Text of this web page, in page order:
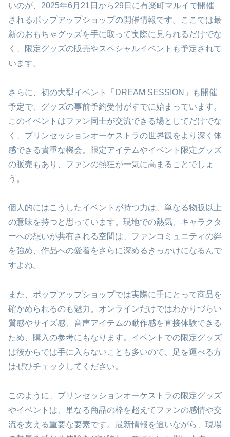
いのが、2025年6月21日から29日に有楽町マルイで開催
されるポップアップショップの開催情報です。ここでは最
新のおもちゃグッズを手に取って実際に見られるだけでな
く、限定グッズの販売やスペシャルイベントも予定されて
います。
さらに、初の大型イベント「DREAM SESSION」も開催
予定で、グッズの事前予約受付がすでに始まっています。
このイベントはファン同士が交流できる場としてだけでな
く、プリンセッションオーケストラの世界観をより深く体
感できる貴重な機会。限定アイテムやイベント限定グッズ
の販売もあり、ファンの熱狂が一気に高まることでしょ
う。
個人的にはこうしたイベントが持つ力は、単なる物販以上
の意味を持つと思っています。現地での熱気、キャラクタ
ーへの想いが共有される空間は、ファンコミュニティの絆
を強め、作品への愛着をさらに深めるきっかけになるんで
すよね。
また、ポップアップショップでは実際に手にとって商品を
確かめられるのも魅力。オンラインだけではわかりづらい
質感やサイズ感、音声アイテムの動作感を直接体験できる
ため、購入の参考にもなります。イベントでの限定グッズ
は後からでは手に入らないことも多いので、足を運べる方
はぜひチェックしてください。
このように、プリンセッションオーケストラの限定グッズ
やイベントは、単なる商品の枠を超えてファンの感情や交
流を支える重要な要素です。最新情報を追いながら、現場